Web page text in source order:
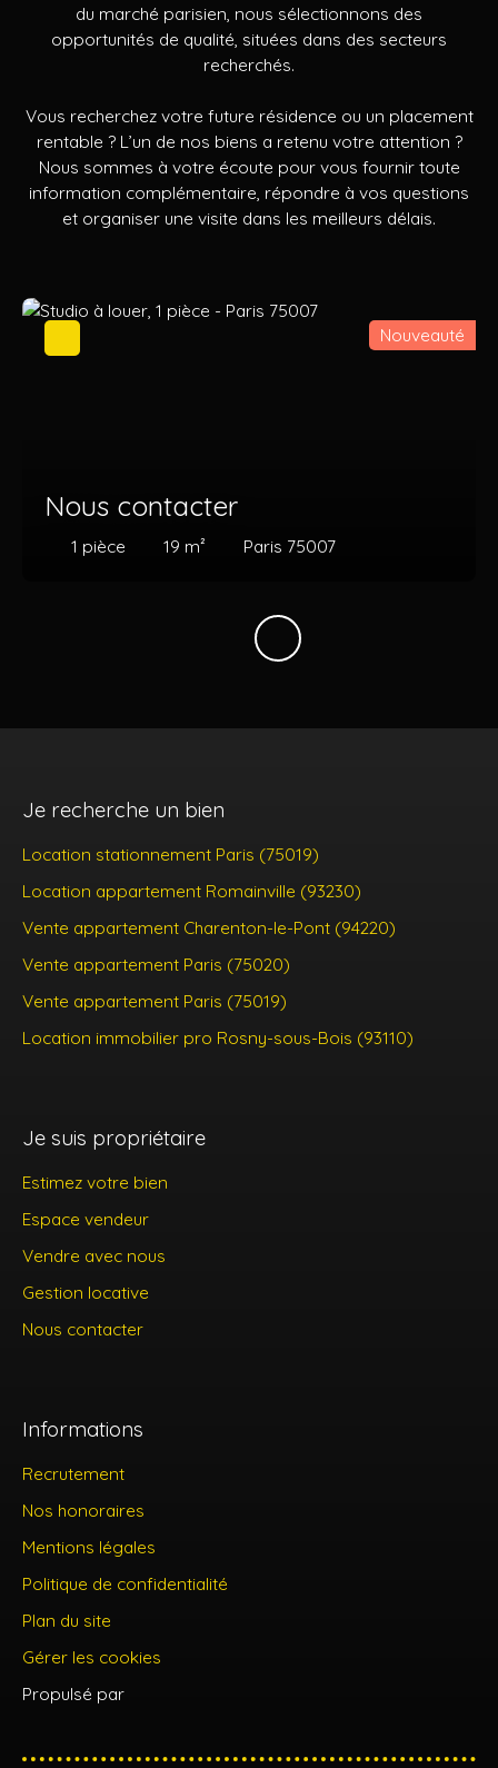
du marché parisien, nous sélectionnons des
opportunités de qualité, situées dans des secteurs
recherchés.
Vous recherchez votre future résidence ou un placement
rentable ? L’un de nos biens a retenu votre attention ?
Nous sommes à votre écoute pour vous fournir toute
information complémentaire, répondre à vos questions
et organiser une visite dans les meilleurs délais.
Nous contacter
1 pièce 19 m² Paris 75007
Nouveauté
Je recherche un bien
Location stationnement Paris (75019)
Location appartement Romainville (93230)
Vente appartement Charenton-le-Pont (94220)
Vente appartement Paris (75020)
Vente appartement Paris (75019)
Location immobilier pro Rosny-sous-Bois (93110)
Je suis propriétaire
Estimez votre bien
Espace vendeur
Vendre avec nous
Gestion locative
Nous contacter
Informations
Recrutement
Nos honoraires
Mentions légales
Politique de confidentialité
Plan du site
Gérer les cookies
Propulsé par